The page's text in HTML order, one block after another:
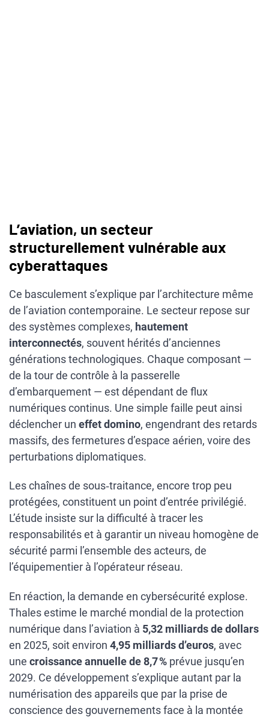
L’aviation, un secteur
structurellement vulnérable aux
cyberattaques
Ce basculement s’explique par l’architecture même
de l’aviation contemporaine. Le secteur repose sur
des systèmes complexes, hautement
interconnectés, souvent hérités d’anciennes
générations technologiques. Chaque composant —
de la tour de contrôle à la passerelle
d’embarquement — est dépendant de flux
numériques continus. Une simple faille peut ainsi
déclencher un effet domino, engendrant des retards
massifs, des fermetures d’espace aérien, voire des
perturbations diplomatiques.
Les chaînes de sous‑traitance, encore trop peu
protégées, constituent un point d’entrée privilégié.
L’étude insiste sur la difficulté à tracer les
responsabilités et à garantir un niveau homogène de
sécurité parmi l’ensemble des acteurs, de
l’équipementier à l’opérateur réseau.
En réaction, la demande en cybersécurité explose.
Thales estime le marché mondial de la protection
numérique dans l’aviation à 5,32 milliards de dollars
en 2025, soit environ 4,95 milliards d’euros, avec
une croissance annuelle de 8,7 % prévue jusqu’en
2029. Ce développement s’explique autant par la
numérisation des appareils que par la prise de
conscience des gouvernements face à la montée